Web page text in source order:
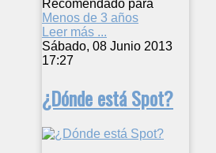
Recomendado para
Menos de 3 años
Leer más ...
Sábado, 08 Junio 2013
17:27
¿Dónde está Spot?